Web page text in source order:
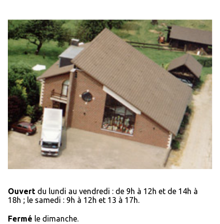
Ouvert du lundi au vendredi : de 9h à 12h et de 14h à
18h ; le samedi : 9h à 12h et 13 à 17h.
Fermé le dimanche.